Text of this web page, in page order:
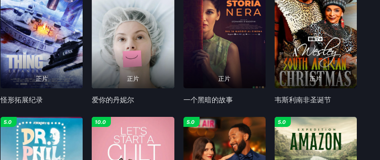
正片
怪形拓展纪录
正片
爱你的丹妮尔
正片
一个黑暗的故事
正片
韦斯利南非圣诞节
5.0 10.0 5.0 5.0